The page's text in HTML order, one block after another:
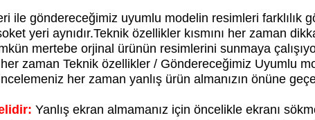
ile göndereceğimiz uyumlu modelin resimleri farklılık
yeri aynıdır.Teknik özellikler kısmını her zaman
mertebe orjinal ürünün resimlerini sunmaya
zaman Teknik özellikler / Göndereceğimiz Uyumlu
her zaman yanlış ürün almanızın önüne
Yanlış ekran almamanız için öncelikle ekranı